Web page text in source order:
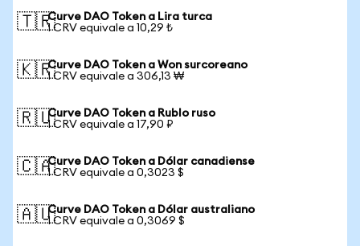
🇹🇷Curve DAO Token a Lira turca
1 CRV equivale a 10,29 ₺
🇰🇷Curve DAO Token a Won surcoreano
1 CRV equivale a 306,13 ₩
🇷🇺Curve DAO Token a Rublo ruso
1 CRV equivale a 17,90 ₽
🇨🇦Curve DAO Token a Dólar canadiense
1 CRV equivale a 0,3023 $
🇦🇺Curve DAO Token a Dólar australiano
1 CRV equivale a 0,3069 $